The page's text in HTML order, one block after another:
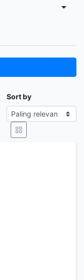
Sort by